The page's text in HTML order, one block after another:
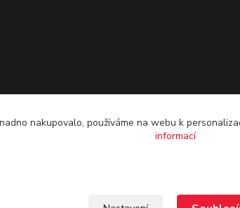
nakupovalo, používáme na webu k
informací